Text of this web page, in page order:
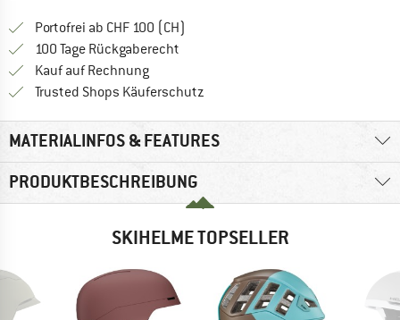
Portofrei ab CHF 100 (CH)
100 Tage Rückgaberecht
Kauf auf RechnungFinde die Zahlungs-Infos hier! Öffnet
Trusted Shops Käuferschutz
MATERIALINFOS & FEATURES
PRODUKTBESCHREIBUNG
SKIHELME TOPSELLER